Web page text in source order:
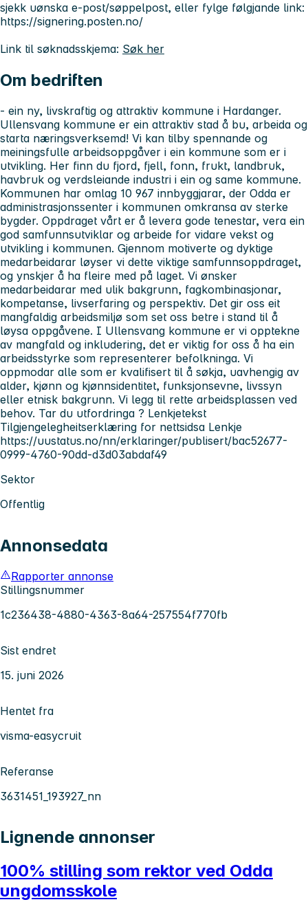
sjekk uønska e-post/søppelpost, eller fylge følgjande link:
https://signering.posten.no/
Link til søknadsskjema: Søk her
Om bedriften
- ein ny, livskraftig og attraktiv kommune i Hardanger.
Ullensvang kommune er ein attraktiv stad å bu, arbeida og
starta næringsverksemd! Vi kan tilby spennande og
meiningsfulle arbeidsoppgåver i ein kommune som er i
utvikling. Her finn du fjord, fjell, fonn, frukt, landbruk,
havbruk og verdsleiande industri i ein og same kommune.
Kommunen har omlag 10 967 innbyggjarar, der Odda er
administrasjonssenter i kommunen omkransa av sterke
bygder. Oppdraget vårt er å levera gode tenestar, vera ein
god samfunnsutviklar og arbeide for vidare vekst og
utvikling i kommunen. Gjennom motiverte og dyktige
medarbeidarar løyser vi dette viktige samfunnsoppdraget,
og ynskjer å ha fleire med på laget. Vi ønsker
medarbeidarar med ulik bakgrunn, fagkombinasjonar,
kompetanse, livserfaring og perspektiv. Det gir oss eit
mangfaldig arbeidsmiljø som set oss betre i stand til å
løysa oppgåvene. I Ullensvang kommune er vi opptekne
av mangfald og inkludering, det er viktig for oss å ha ein
arbeidsstyrke som representerer befolkninga. Vi
oppmodar alle som er kvalifisert til å søkja, uavhengig av
alder, kjønn og kjønnsidentitet, funksjonsevne, livssyn
eller etnisk bakgrunn. Vi legg til rette arbeidsplassen ved
behov. Tar du utfordringa ? Lenkjetekst
Tilgjengelegheitserklæring for nettsidsa Lenkje
https://uustatus.no/nn/erklaringer/publisert/bac52677-
0999-4760-90dd-d3d03abdaf49
Sektor
Offentlig
Annonsedata
Rapporter annonse
Stillingsnummer
1c236438-4880-4363-8a64-257554f770fb
Sist endret
15. juni 2026
Hentet fra
visma-easycruit
Referanse
3631451_193927_nn
Lignende annonser
100% stilling som rektor ved Odda
ungdomsskole